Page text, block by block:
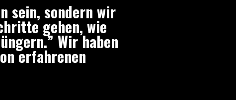
sein, sondern wir
gehen, wie
Wir haben
erfahrenen